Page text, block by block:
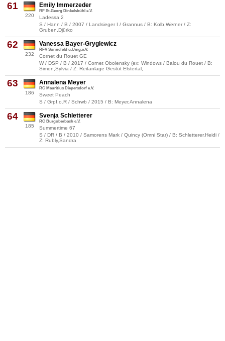
61
220
Emily Immerzeder
RF St.Georg Dinkelsbühl e.V.
Ladessa 2
S / Hann / B / 2007 / Landsieger I / Grannus / B: Kolb,Werner / Z:
Gruben,Djürko
62
232
Vanessa Bayer-Gryglewicz
RFV Sonnefeld u.Umg.e.V.
Cornet du Rouet GE
W / DSP / B / 2017 / Cornet Obolensky (ex: Windows / Balou du Rouet / B:
Simon,Sylvia / Z: Reitanlage Gestüt Elstertal,
63
186
Annalena Meyer
RC Mauritius Diepersdorf e.V.
Sweet Peach
S / Grpf.o.R / Schwb / 2015 / B: Meyer,Annalena
64
185
Svenja Schletterer
RC Burgoberbach e.V.
Summertime 67
S / DR / B / 2010 / Samorens Mark / Quincy (Omni Star) / B: Schletterer,Heidi /
Z: Rubly,Sandra